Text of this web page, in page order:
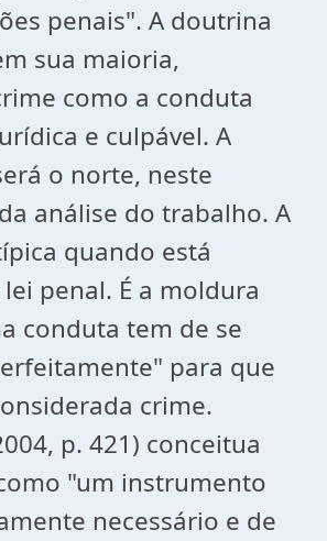
penais". A doutrina
sua maioria,
como a conduta
e culpável. A
o norte, neste
análise do trabalho. A
quando está
penal. É a moldura
conduta tem de se
para que
crime.
p. 421) conceitua
"um instrumento
necessário e de